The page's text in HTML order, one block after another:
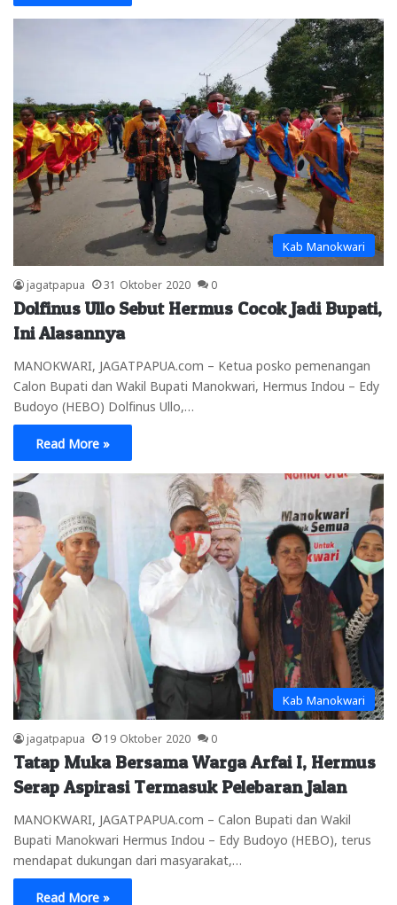
Kab Manokwari
jagatpapua 31 Oktober 2020 0
Dolfinus Ullo Sebut Hermus Cocok Jadi Bupati,
Ini Alasannya
MANOKWARI, JAGATPAPUA.com – Ketua posko pemenangan
Calon Bupati dan Wakil Bupati Manokwari, Hermus Indou – Edy
Budoyo (HEBO) Dolfinus Ullo,…
Read More »
Kab Manokwari
jagatpapua 19 Oktober 2020 0
Tatap Muka Bersama Warga Arfai I, Hermus
Serap Aspirasi Termasuk Pelebaran Jalan
MANOKWARI, JAGATPAPUA.com – Calon Bupati dan Wakil
Bupati Manokwari Hermus Indou – Edy Budoyo (HEBO), terus
mendapat dukungan dari masyarakat,…
Read More »